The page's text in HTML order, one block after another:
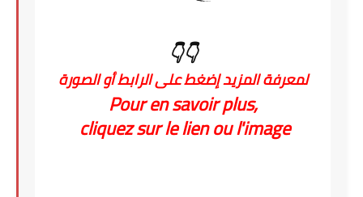
👇👇
لمعرفة المزيد إضغط على الرابط أو الصورة
Pour en savoir plus,
cliquez sur le lien ou l'image